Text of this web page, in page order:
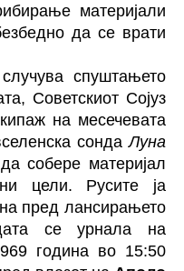
материјали
да се врати
спуштањето
Советскиот Сојуз
на месечевата
сондаЛуна
собере материјал
цели. Русите ја
пред лансирањето
се урнала на
година во 15:50